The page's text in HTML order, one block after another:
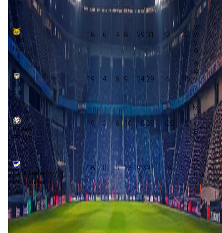
TPS
9
Ilves
Ilves
18 6 4 8 29:31 -2 22
10
SJK
SJK
19 4 6 9 24:29 -5 18
11
FF Jaro
FF Jaro
19 3 6 10 18:38 -20 15
12
IFK Mariehamn
IFK Mariehamn
18 0 5 13 9:39 -30 5
Play-offs championship
Play-offs degradatie